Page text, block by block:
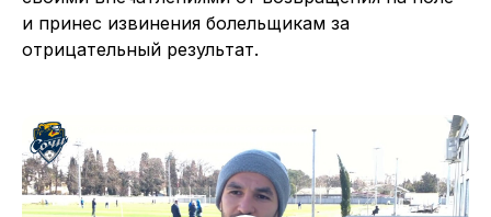
и принес извинения болельщикам за
отрицательный результат.